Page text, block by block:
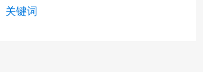
关键词